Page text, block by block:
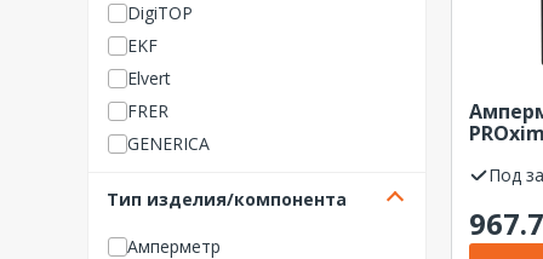
DigiTOP
EKF
Elvert
FRER
GENERICA
Janitza
LUMEL
Тип изделия/компонента
Амперметр
подкл
Под